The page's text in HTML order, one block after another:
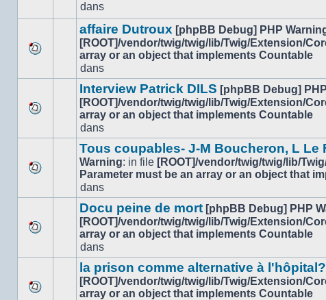
nouveau
message
ce
dans
nouveau
message
affaire Dutroux [phpBB Debug] PHP
[ROOT]/vendor/twig/twig/lib/Twig/Extension/
array or an object that implements Countable
dans
nouveau
message
Interview Patrick DILS [phpBB Debug]
[ROOT]/vendor/twig/twig/lib/Twig/Extension/
array or an object that implements Countable
dans
nouveau
message
Tous coupables- J-M Boucheron, L Le
Warning: in file [ROOT]/vendor/twig/twig/lib/
Parameter must be an array or an object that
dans
nouveau
message
Docu peine de mort [phpBB Debug] PHP
[ROOT]/vendor/twig/twig/lib/Twig/Extension/
array or an object that implements Countable
dans
la prison comme alternative à l'hôpital?
[ROOT]/vendor/twig/twig/lib/Twig/Extension/
array or an object that implements Countable